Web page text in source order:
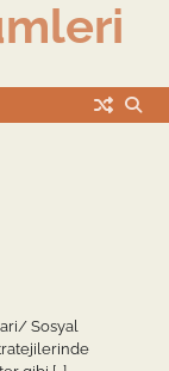
Sosyal